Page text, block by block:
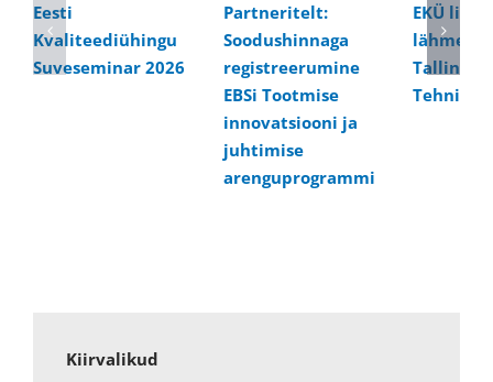
Eesti
Kvaliteediühingu
Suveseminar 2026
Partneritelt:
Soodushinnaga
registreerumine
EBSi Tootmise
innovatsiooni ja
juhtimise
arenguprogrammi
EKÜ
lähme
Tallinna
Kiirvalikud